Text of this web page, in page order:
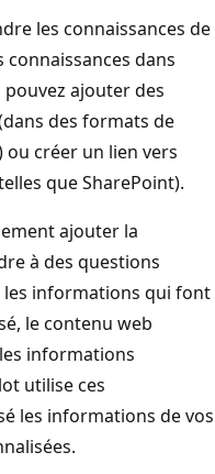
les connaissances de
dans
ajouter des
des formats de
ou créer un lien vers
que SharePoint).
ajouter la
à des questions
les informations qui font
le contenu web
informations
utilise ces
les informations de vos